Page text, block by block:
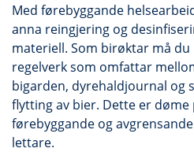
Med førebyggande
anna reingjering og
materiell. Som birøktar må
regelverk som omfattar
bigarden, dyrehaldjournal og
flytting av bier. Dette er
førebyggande og
lettare.